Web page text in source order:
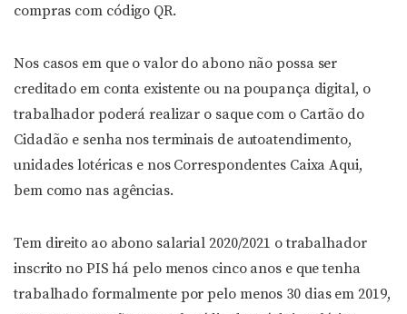
compras com código QR.
Nos casos em que o valor do abono não possa ser
creditado em conta existente ou na poupança digital, o
trabalhador poderá realizar o saque com o Cartão do
Cidadão e senha nos terminais de autoatendimento,
unidades lotéricas e nos Correspondentes Caixa Aqui,
bem como nas agências.
Tem direito ao abono salarial 2020/2021 o trabalhador
inscrito no PIS há pelo menos cinco anos e que tenha
trabalhado formalmente por pelo menos 30 dias em 2019,